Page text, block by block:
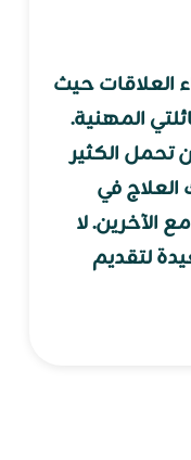
العلاقات حيث
المهنية.
تحمل الكثير
في
لا
لتقديم